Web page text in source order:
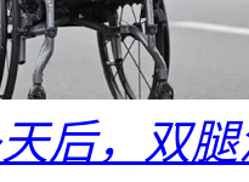
天后，双